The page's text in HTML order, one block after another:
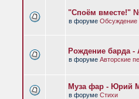
"Споём вместе!"
в форуме Обсуждение
Рождение барда
в форуме Авторские
Муза фар - Юрий
в форуме Стихи